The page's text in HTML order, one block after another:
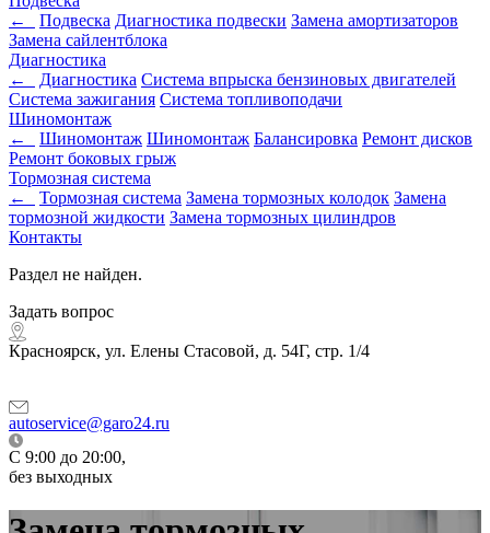
←
Подвеска Диагностика подвески Замена амортизаторов
Замена сайлентблока
Диагностика
←
Диагностика Система впрыска бензиновых двигателей
Система зажигания Система топливоподачи
Шиномонтаж
←
Шиномонтаж Шиномонтаж Балансировка Ремонт дисков
Ремонт боковых грыж
Тормозная система
←
Тормозная система Замена тормозных колодок Замена
тормозной жидкости Замена тормозных цилиндров
Контакты
Раздел не найден.
Задать вопрос
Красноярск, ул. Елены Стасовой, д. 54Г, стр. 1/4
autoservice@garo24.ru
C 9:00 до 20:00,
без выходных